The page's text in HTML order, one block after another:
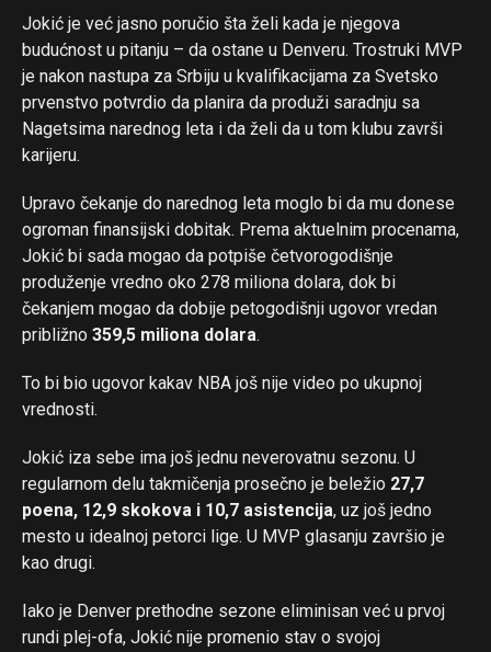
Jokić je već jasno poručio šta želi kada je njegova
budućnost u pitanju – da ostane u Denveru. Trostruki MVP
je nakon nastupa za Srbiju u kvalifikacijama za Svetsko
prvenstvo potvrdio da planira da produži saradnju sa
Nagetsima narednog leta i da želi da u tom klubu završi
karijeru.
Upravo čekanje do narednog leta moglo bi da mu donese
ogroman finansijski dobitak. Prema aktuelnim procenama,
Jokić bi sada mogao da potpiše četvorogodišnje
produženje vredno oko 278 miliona dolara, dok bi
čekanjem mogao da dobije petogodišnji ugovor vredan
približno 359,5 miliona dolara.
To bi bio ugovor kakav NBA još nije video po ukupnoj
vrednosti.
Jokić iza sebe ima još jednu neverovatnu sezonu. U
regularnom delu takmičenja prosečno je beležio 27,7
poena, 12,9 skokova i 10,7 asistencija, uz još jedno
mesto u idealnoj petorci lige. U MVP glasanju završio je
kao drugi.
Iako je Denver prethodne sezone eliminisan već u prvoj
rundi plej-ofa, Jokić nije promenio stav o svojoj